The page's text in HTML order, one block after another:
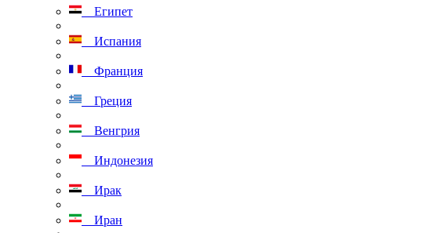
Египет
Испания
Франция
Греция
Венгрия
Индонезия
Ирак
Иран